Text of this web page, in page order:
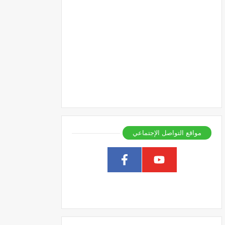
مواقع التواصل الإجتماعي